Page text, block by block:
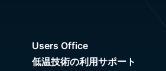
Users Office
低温技術の利用サポート